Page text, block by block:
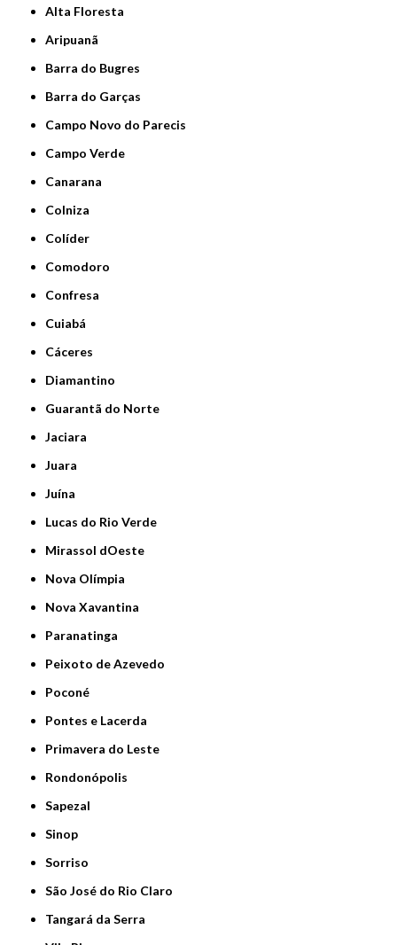
Alta Floresta
Aripuanã
Barra do Bugres
Barra do Garças
Campo Novo do Parecis
Campo Verde
Canarana
Colniza
Colíder
Comodoro
Confresa
Cuiabá
Cáceres
Diamantino
Guarantã do Norte
Jaciara
Juara
Juína
Lucas do Rio Verde
Mirassol dOeste
Nova Olímpia
Nova Xavantina
Paranatinga
Peixoto de Azevedo
Poconé
Pontes e Lacerda
Primavera do Leste
Rondonópolis
Sapezal
Sinop
Sorriso
São José do Rio Claro
Tangará da Serra